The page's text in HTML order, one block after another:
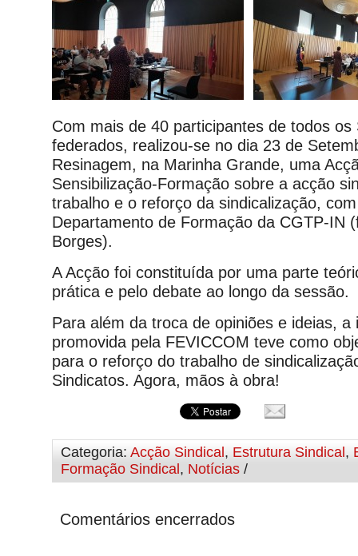
Com mais de 40 participantes de todos os
federados, realizou-se no dia 23 de
Resinagem, na Marinha Grande, uma
Sensibilização-Formação sobre a acção
trabalho e o reforço da sindicalização,
Departamento de Formação da CGTP-IN
Borges).
A Acção foi constituída por uma parte
prática e pelo debate ao longo da sessão.
Para além da troca de opiniões e ideias, a
promovida pela FEVICCOM teve como
para o reforço do trabalho de
Sindicatos. Agora, mãos à obra!
Categoria: Acção Sindical , Estrutura Sindical ,
Formação Sindical , Notícias /
Comentários encerrados